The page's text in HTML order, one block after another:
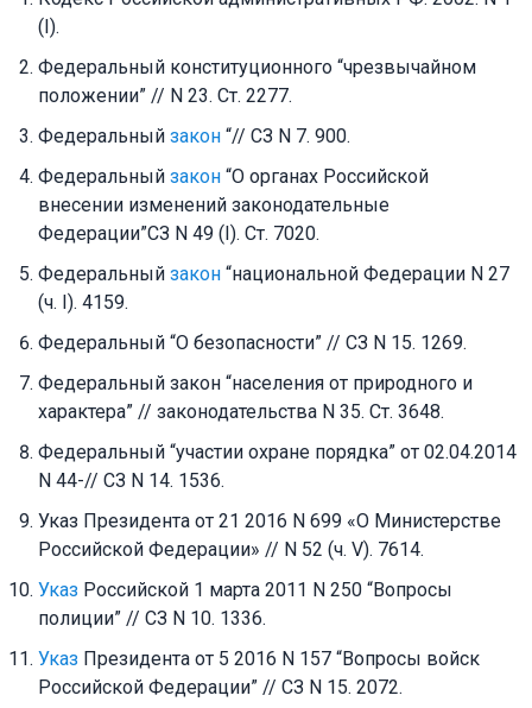
(I).
Федеральный конституционного “чрезвычайном
положении” // N 23. Ст. 2277.
Федеральный закон “// СЗ N 7. 900.
Федеральный закон “О органах Российской
внесении изменений законодательные
Федерации”СЗ N 49 (I). Ст. 7020.
Федеральный закон “национальной Федерации N 27
(ч. I). 4159.
Федеральный “О безопасности” // СЗ N 15. 1269.
Федеральный закон “населения от природного и
характера” // законодательства N 35. Ст. 3648.
Федеральный “участии охране порядка” от 02.04.2014
N 44-// СЗ N 14. 1536.
Указ Президента от 21 2016 N 699 «О Министерстве
Российской Федерации» // N 52 (ч. V). 7614.
Указ Российской 1 марта 2011 N 250 “Вопросы
полиции” // СЗ N 10. 1336.
Указ Президента от 5 2016 N 157 “Вопросы войск
Российской Федерации” // СЗ N 15. 2072.